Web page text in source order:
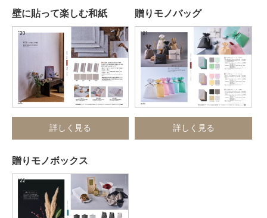
壁に貼って楽しむ和紙
詳しく見る
贈りモノバッグ
詳しく見る
贈りモノボックス